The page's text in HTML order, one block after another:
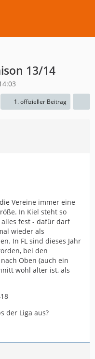
13/14
1. offizieller Beitrag
Vereine immer eine
In Kiel steht so
fest - dafür darf
wieder als
In FL sind dieses Jahr
bei den
Oben (auch ein
wohl älter ist, als
der Liga aus?